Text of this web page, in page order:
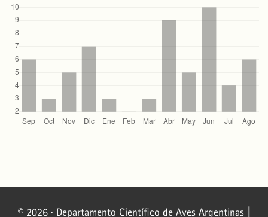
© 2026 · Departamento Científico de Aves Argentinas